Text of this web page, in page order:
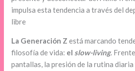
impulsa esta tendencia a través del
libre
La Generación Z está marcando
filosofía de vida: el slow-living.
pantallas, la presión de la rutina diaria